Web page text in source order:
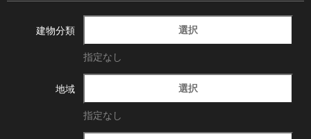
建物分類 選択
指定なし
地域 選択
指定なし